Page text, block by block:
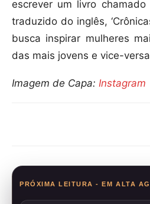
escrever um livro chamado
traduzido do inglês,
busca inspirar mulheres
das mais jovens e vice-
Imagem de Capa: Instagram
PRÓXIMA LEITURA - EM ALTA